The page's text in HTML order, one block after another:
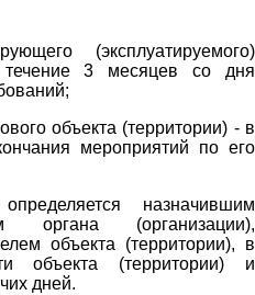
(эксплуатируемого)
3 месяцев со дня
объекта (территории) - в
мероприятий по его
назначившим
органа (организации),
объекта (территории), в
объекта (территории) и
дней.